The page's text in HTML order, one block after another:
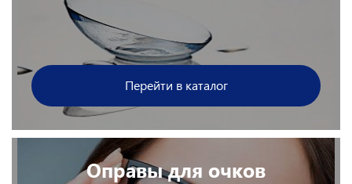
Перейти в каталог
Оправы для очков